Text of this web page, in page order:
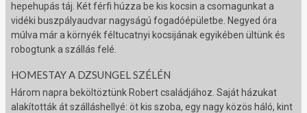
hepehupás táj. Két férfi húzza be kis kocsin a csomagunkat a
vidéki buszpályaudvar nagyságú fogadóépületbe. Negyed óra
múlva már a környék féltucatnyi kocsijának egyikében ültünk és
robogtunk a szállás felé.
HOMESTAY A DZSUNGEL SZÉLÉN
Három napra beköltöztünk Robert családjához. Saját házukat
alakították át szálláshellyé: öt kis szoba, egy nagy közös háló, kint